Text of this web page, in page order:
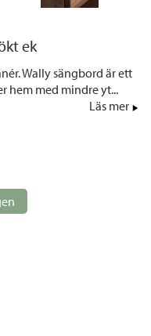
ek
Wally sängbord är ett
hem med mindre yt...
Läs mer